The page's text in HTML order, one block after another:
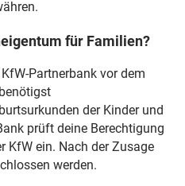
für Familien?
Partnerbank vor dem
der Kinder und
prüft deine Berechtigung
KfW ein. Nach der Zusage
werden.